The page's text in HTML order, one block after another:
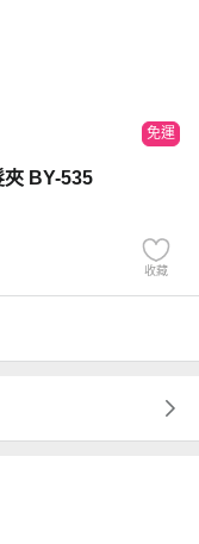
免運
夾 BY-535
收藏